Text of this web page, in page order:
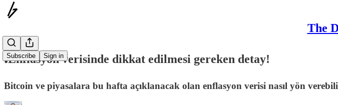
The
Subscribe Sign in
❗️Enflasyon verisinde dikkat edilmesi gereken detay!
Bitcoin ve piyasalara bu hafta açıklanacak olan enflasyon verisi nasıl yön